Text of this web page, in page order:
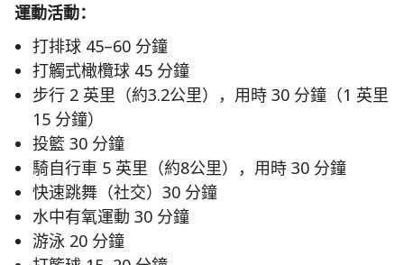
運動活動：
打排球 45–60 分鐘
打觸式橄欖球 45 分鐘
步行 2 英里（約3.2公里），用時 30 分鐘（1 英里
15 分鐘）
投籃 30 分鐘
騎自行車 5 英里（約8公里），用時 30 分鐘
快速跳舞（社交）30 分鐘
水中有氧運動 30 分鐘
游泳 20 分鐘